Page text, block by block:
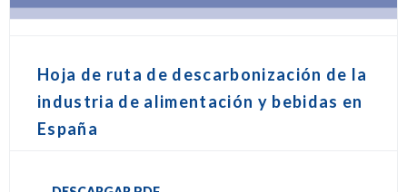
Hoja de ruta de descarbonización de la
industria de alimentación y bebidas en
España